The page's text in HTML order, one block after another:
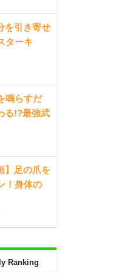
を引き寄せ
ターキ
鳴らすだ
る!?最強武
】足の爪を
！身体の
Ranking